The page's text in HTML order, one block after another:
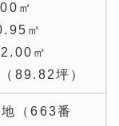
㎡
㎡
㎡
89.82坪）
（663番